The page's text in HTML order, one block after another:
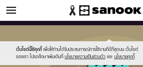
ดูดวง
เว็บไซต์นี้ใช้คุกกี้ เพื่อให้ท่านได้รับประสบการณ์การใช้งานที่ดีที่สุดบน เว็บไซต์
ของเรา โปรดศึกษาเพิ่มเติมที่ นโยบายความเป็นส่วนตัว และ นโยบายคุกกี้
new-
sanook.png
horoscope-
aquarius_zod.jpg